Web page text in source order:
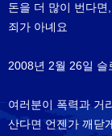
돈을 더 많이 번다
죄가 아녜요
2008년 2월 26일 슬
여러분이 폭력과 거
산다면 언젠가 깨닫